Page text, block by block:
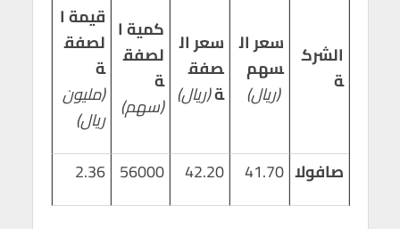
الشرك
ة
سعر ال
سهم
(ريال)
سعر ال
صفق
ة(ريال)
كمية ا
لصفق
ة
(سهم)
قيمة ا
لصفق
ة
(مليون
ريال)
صافولا 41.70
42.20
56000
2.36